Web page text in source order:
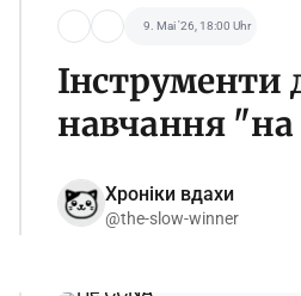
9. Mai '26, 18:00 Uhr
Інструменти
навчання "на
Хроніки вдахи
@the-slow-winner